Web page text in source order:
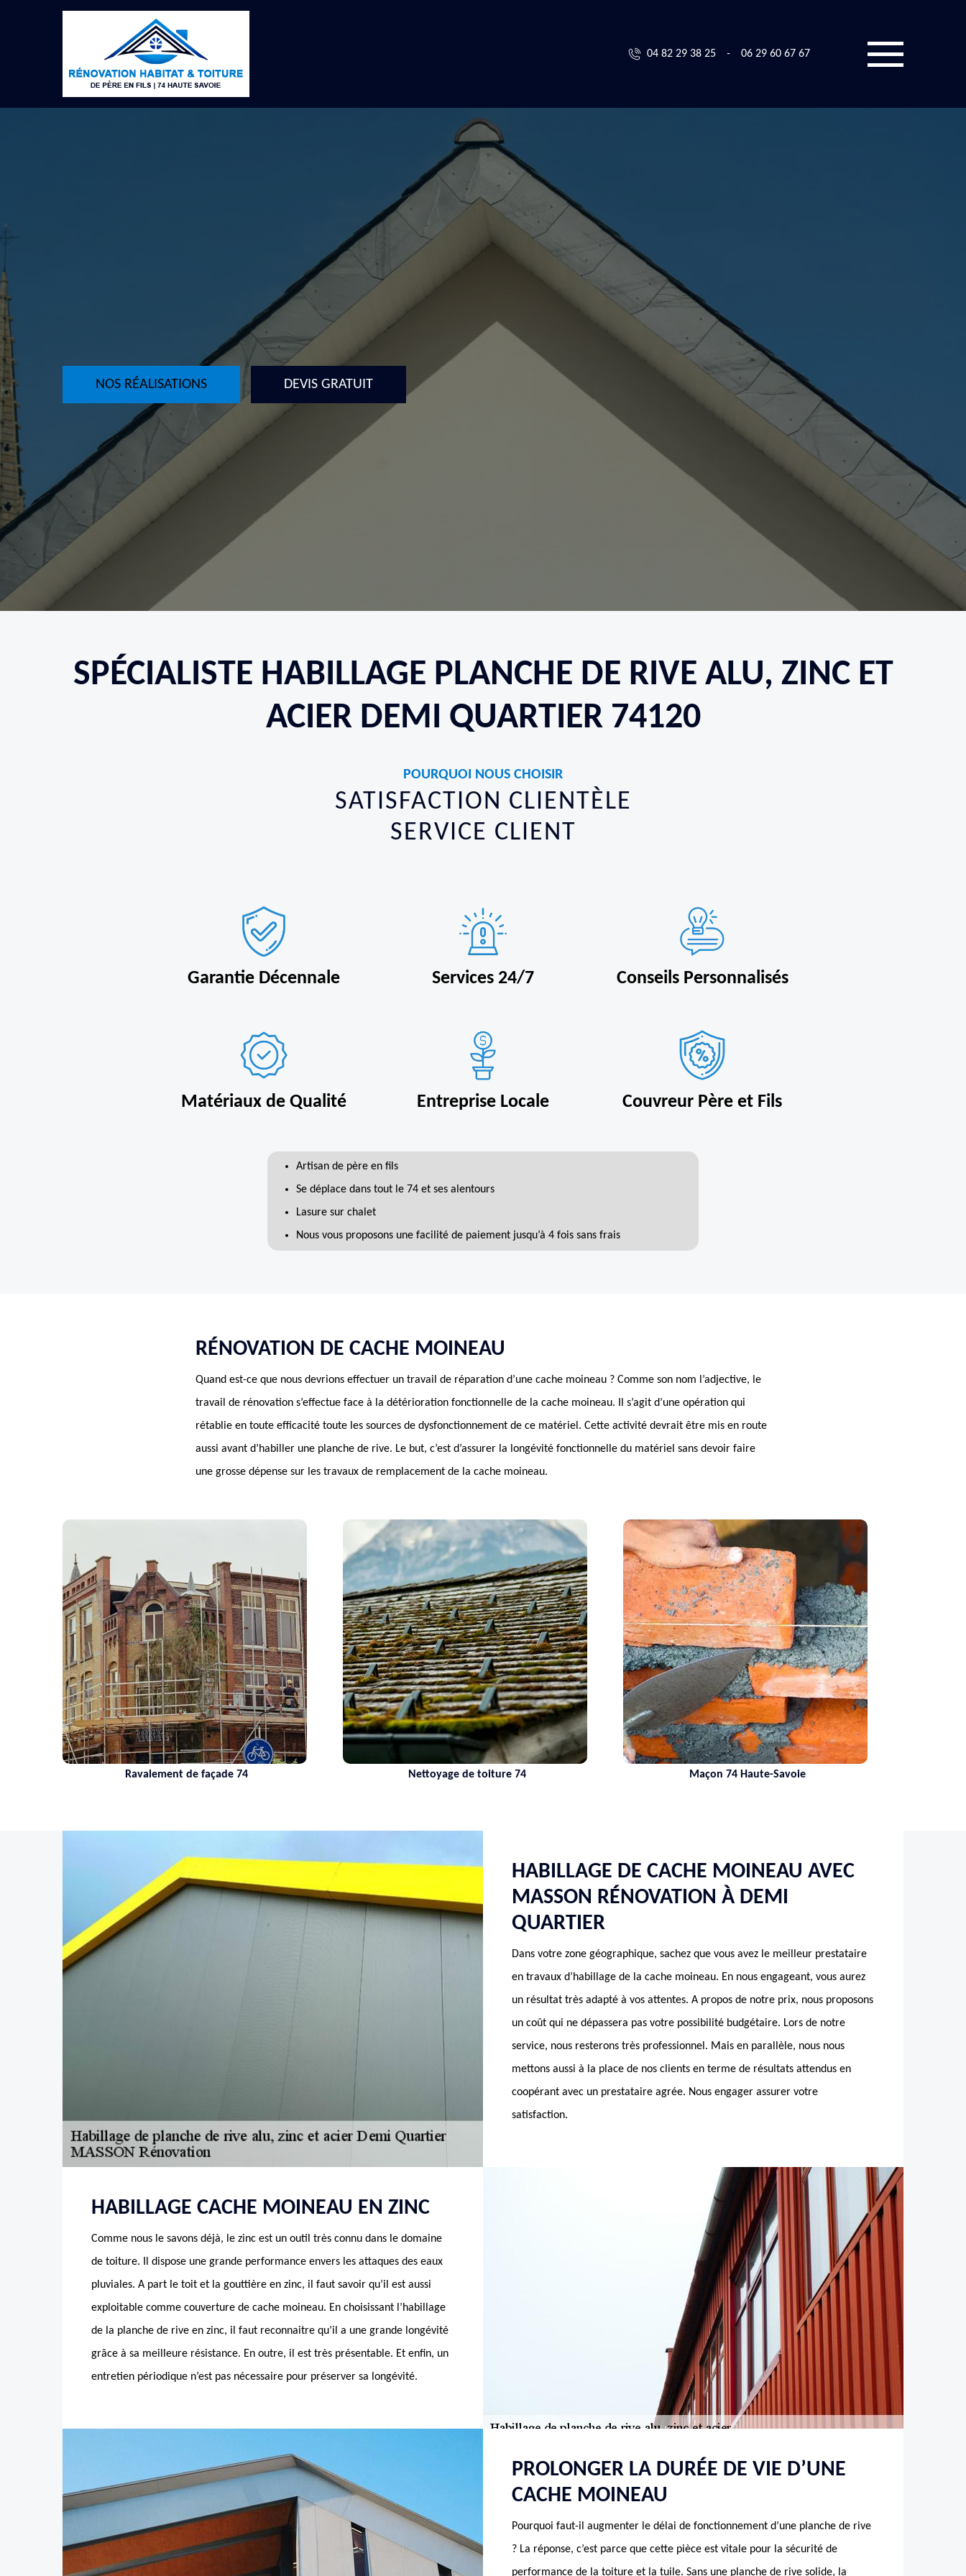
04 82 29 38 25 - 06 29 60 67 67
NOS RÉALISATIONS DEVIS GRATUIT
SPÉCIALISTE HABILLAGE PLANCHE DE RIVE ALU, ZINC ET
ACIER DEMI QUARTIER 74120
POURQUOI NOUS CHOISIR
SATISFACTION CLIENTÈLE
SERVICE CLIENT
Garantie Décennale Services 24/7 Conseils Personnalisés
Matériaux de Qualité Entreprise Locale Couvreur Père et Fils
Artisan de père en fils
Se déplace dans tout le 74 et ses alentours
Lasure sur chalet
Nous vous proposons une facilité de paiement jusqu’à 4 fois sans frais
RÉNOVATION DE CACHE MOINEAU
Quand est-ce que nous devrions effectuer un travail de réparation d’une cache moineau ? Comme son nom l’adjective, le
travail de rénovation s’effectue face à la détérioration fonctionnelle de la cache moineau. Il s’agit d’une opération qui
rétablie en toute efficacité toute les sources de dysfonctionnement de ce matériel. Cette activité devrait être mis en route
aussi avant d’habiller une planche de rive. Le but, c’est d’assurer la longévité fonctionnelle du matériel sans devoir faire
une grosse dépense sur les travaux de remplacement de la cache moineau.
Ravalement de façade 74 Nettoyage de toiture 74 Maçon 74 Haute-Savoie
HABILLAGE DE CACHE MOINEAU AVEC
MASSON RÉNOVATION À DEMI
QUARTIER
Dans votre zone géographique, sachez que vous avez le meilleur prestataire
en travaux d’habillage de la cache moineau. En nous engageant, vous aurez
un résultat très adapté à vos attentes. A propos de notre prix, nous proposons
un coût qui ne dépassera pas votre possibilité budgétaire. Lors de notre
service, nous resterons très professionnel. Mais en parallèle, nous nous
mettons aussi à la place de nos clients en terme de résultats attendus en
coopérant avec un prestataire agrée. Nous engager assurer votre
satisfaction.
HABILLAGE CACHE MOINEAU EN ZINC
Comme nous le savons déjà, le zinc est un outil très connu dans le domaine
de toiture. Il dispose une grande performance envers les attaques des eaux
pluviales. A part le toit et la gouttière en zinc, il faut savoir qu’il est aussi
exploitable comme couverture de cache moineau. En choisissant l’habillage
de la planche de rive en zinc, il faut reconnaitre qu’il a une grande longévité
grâce à sa meilleure résistance. En outre, il est très présentable. Et enfin, un
entretien périodique n’est pas nécessaire pour préserver sa longévité.
PROLONGER LA DURÉE DE VIE D’UNE
CACHE MOINEAU
Pourquoi faut-il augmenter le délai de fonctionnement d’une planche de rive
? La réponse, c’est parce que cette pièce est vitale pour la sécurité de
performance de la toiture et la tuile. Sans une planche de rive solide, la